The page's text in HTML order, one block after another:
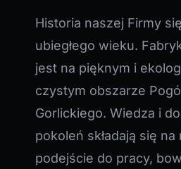
Historia naszej Firmy
ubiegłego wieku.
jest na pięknym i
czystym obszarze
Gorlickiego. Wiedza i
pokoleń składają się na
podejście do pracy,